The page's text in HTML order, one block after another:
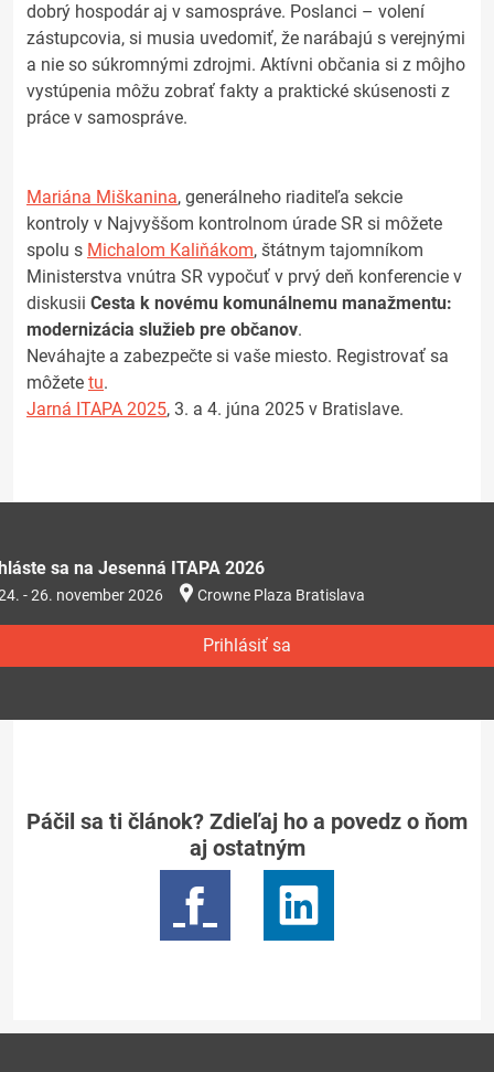
dobrý hospodár aj v samospráve. Poslanci – volení
zástupcovia, si musia uvedomiť, že narábajú s verejnými
a nie so súkromnými zdrojmi. Aktívni občania si z môjho
vystúpenia môžu zobrať fakty a praktické skúsenosti z
práce v samospráve.
Mariána Miškanina, generálneho riaditeľa sekcie
kontroly v Najvyššom kontrolnom úrade SR si môžete
spolu s Michalom Kaliňákom, štátnym tajomníkom
Ministerstva vnútra SR vypočuť v prvý deň konferencie v
diskusii Cesta k novému komunálnemu manažmentu:
modernizácia služieb pre občanov.
Neváhajte a zabezpečte si vaše miesto. Registrovať sa
môžete tu.
Jarná ITAPA 2025, 3. a 4. júna 2025 v Bratislave.
sa na Jesenná ITAPA 2026
- 26. november 2026 Crowne Plaza Bratislava
Prihlásiť sa
Páčil sa ti článok? Zdieľaj ho a povedz o ňom
aj ostatným